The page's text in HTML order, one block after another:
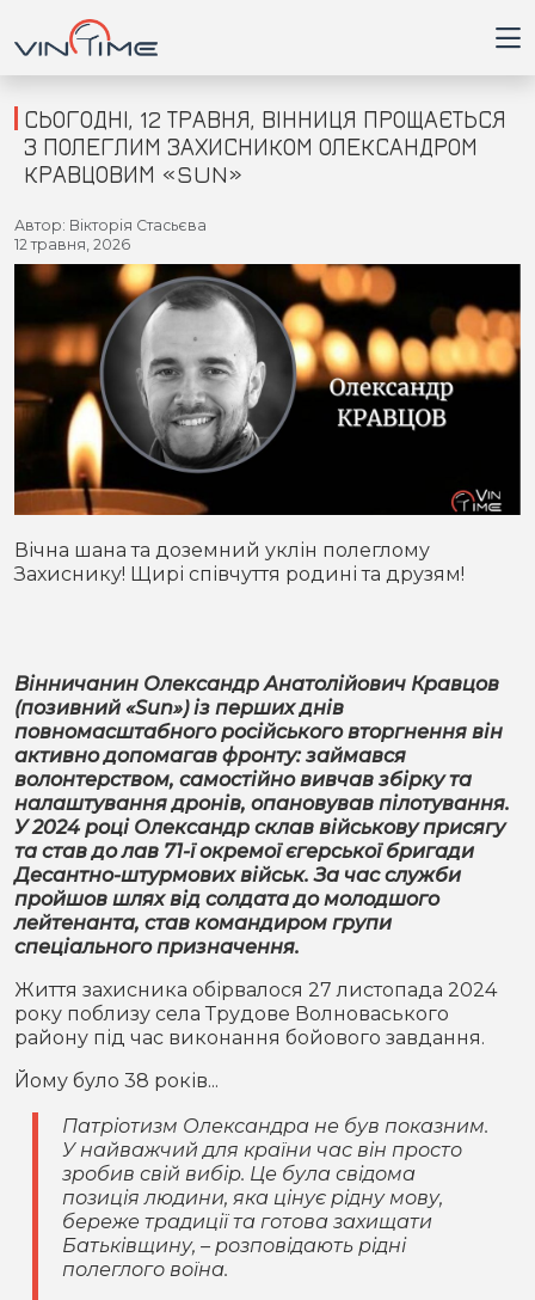
Головна
Війна
Кримінал
Здоров'я
Приватна думка
В кулуарах
Місто
Конфлікти
Партнери
Спорт
Спорт
Футбол
Контакти
Підписатись на нас у Telegram
СЬОГОДНІ, 12 ТРАВНЯ, ВІННИЦЯ ПРОЩАЄТЬСЯ
З ПОЛЕГЛИМ ЗАХИСНИКОМ ОЛЕКСАНДРОМ
КРАВЦОВИМ «SUN»
Автор: Вікторія Стасьєва
12 травня, 2026
Вічна шана та доземний уклін полеглому
Захиснику! Щирі співчуття родині та друзям!
Вінничанин Олександр Анатолійович Кравцов
(позивний «Sun») із перших днів
повномасштабного російського вторгнення він
активно допомагав фронту: займався
волонтерством, самостійно вивчав збірку та
налаштування дронів, опановував пілотування.
У 2024 році Олександр склав військову присягу
та став до лав 71-ї окремої єгерської бригади
Десантно-штурмових військ. За час служби
пройшов шлях від солдата до молодшого
лейтенанта, став командиром групи
спеціального призначення.
Життя захисника обірвалося 27 листопада 2024
року поблизу села Трудове Волноваського
району під час виконання бойового завдання.
Йому було 38 років...
Патріотизм Олександра не був показним.
У найважчий для країни час він просто
зробив свій вибір. Це була свідома
позиція людини, яка цінує рідну мову,
береже традиції та готова захищати
Батьківщину, – розповідають рідні
полеглого воїна.